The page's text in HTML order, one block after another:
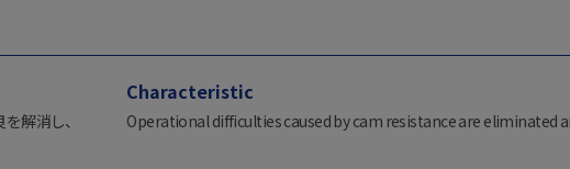
解消し、
Characteristic
Operational difficulties caused by cam resistance are eliminated